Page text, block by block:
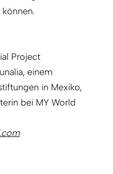
Project
einem
in Mexiko,
bei MY World